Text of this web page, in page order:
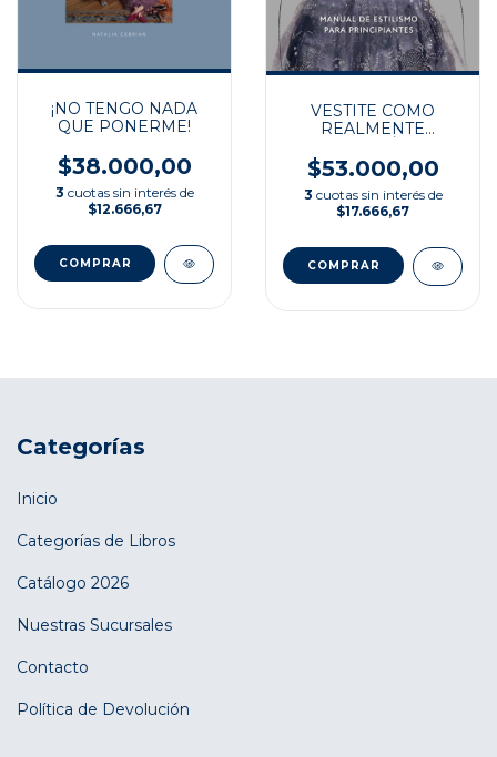
¡NO TENGO NADA
QUE PONERME!
$38.000,00
3 cuotas sin interés de
$12.666,67
VESTITE COMO
REALMENTE
$53.000,00
3 cuotas sin interés de
$17.666,67
Categorías
Inicio
Categorías de Libros
Catálogo 2026
Nuestras Sucursales
Contacto
Política de Devolución